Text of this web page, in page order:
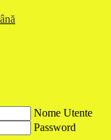
Nome Utente
Password